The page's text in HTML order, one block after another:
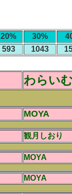
20% 30%
593 1043
わらい
MOYA
観月しおり
MOYA
MOYA